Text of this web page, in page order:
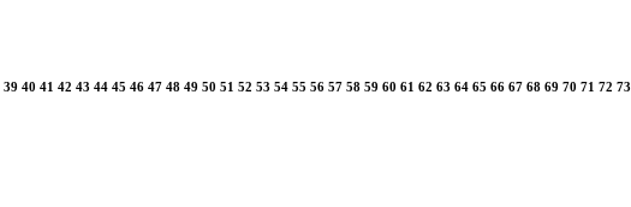
39 40 41 42 43 44 45 46 47 48 49 50 51 52 53 54 55 56 57 58 59 60 61 62 63 64 65 66 67 68 69 70 71 72 73